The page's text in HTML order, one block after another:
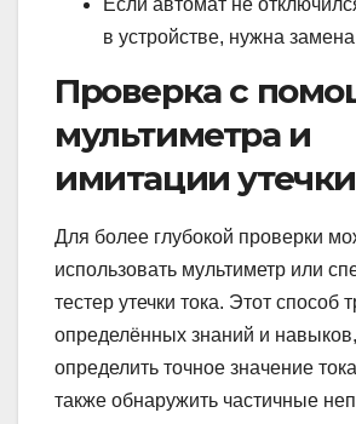
в устройстве, нужна
Проверка с
мультиметра и
имитации утечки
Для более глубокой проверки
использовать мультиметр или
тестер утечки тока. Этот способ
определённых знаний и
определить точное значение
также обнаружить частичные